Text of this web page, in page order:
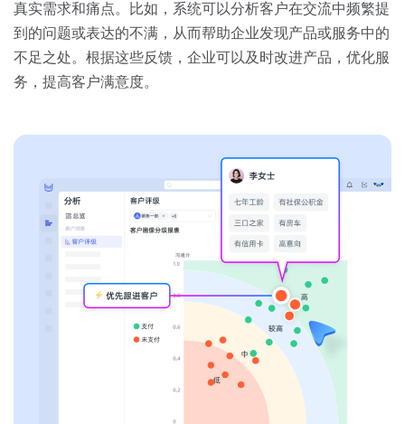
真实需求和痛点。比如，系统可以分析客户在交流中频繁提
到的问题或表达的不满，从而帮助企业发现产品或服务中的
不足之处。根据这些反馈，企业可以及时改进产品，优化服
务，提高客户满意度。